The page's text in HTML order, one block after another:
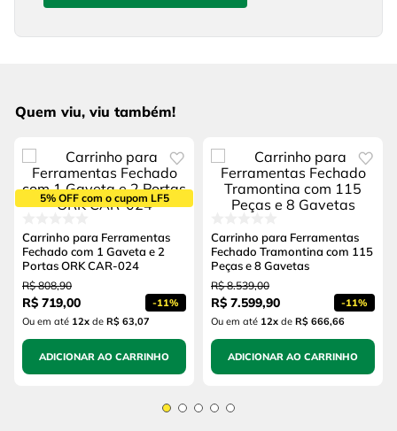
Quem viu, viu também!
5% OFF com o cupom LF5
Carrinho para Ferramentas
Fechado com 1 Gaveta e 2
Portas ORK CAR-024
R$ 808,90
R$ 719,00 -11%
Ou em até 12x de R$ 63,07
ADICIONAR AO CARRINHO
Carrinho para Ferramentas
Fechado Tramontina com 115
Peças e 8 Gavetas
R$ 8.539,00
R$ 7.599,90 -11%
Ou em até 12x de R$ 666,66
ADICIONAR AO CARRINHO